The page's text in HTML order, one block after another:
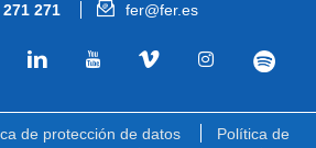
271 fer@fer.es
de protección de datos
Política de